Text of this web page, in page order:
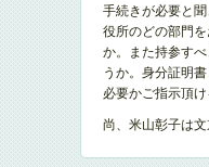
手続きが必要と
役所のどの部門
か。また持参す
うか。身分証明
必要かご指示頂け
尚、米山彰子は文